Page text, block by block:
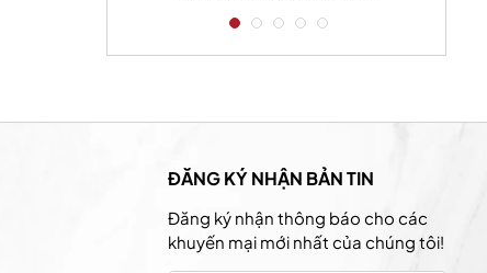
ĐĂNG KÝ NHẬN BẢN TIN
Đăng ký nhận thông báo cho các
khuyến mại mới nhất của chúng tôi!